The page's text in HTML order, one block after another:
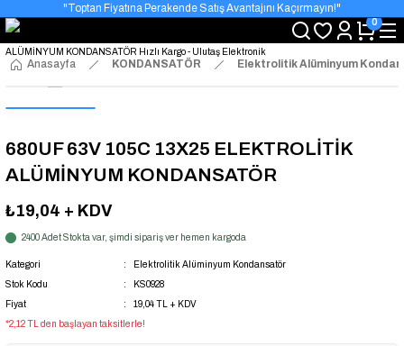
"Toptan Fiyatına Perakende Satış Avantajını Kaçırmayın!"
"Üyelere Özel: Stok Önceliği ve Proje Fiyatları."
0
Anasayfa KONDANSATÖR Elektrolitik Alüminyum
680UF 63V 105C 13X25 ELEKTROLİTİK
ALÜMİNYUM KONDANSATÖR
₺19,04 + KDV
2400 Adet Stokta var, şimdi sipariş ver hemen kargoda
Kategori
Elektrolitik Alüminyum Kondansatör
Stok Kodu
KS0928
Fiyat
19,04 TL + KDV
*2,12 TL den başlayan taksitlerle!